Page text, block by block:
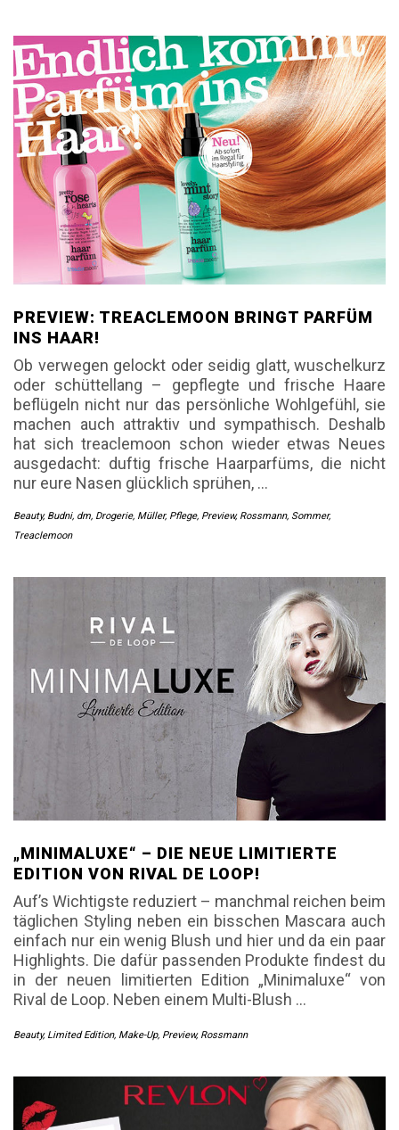
PREVIEW: TREACLEMOON BRINGT PARFÜM
INS HAAR!
Ob verwegen gelockt oder seidig glatt, wuschelkurz
oder schüttellang – gepflegte und frische Haare
beflügeln nicht nur das persönliche Wohlgefühl, sie
machen auch attraktiv und sympathisch. Deshalb
hat sich treaclemoon schon wieder etwas Neues
ausgedacht: duftig frische Haarparfüms, die nicht
nur eure Nasen glücklich sprühen, …
Beauty, Budni, dm, Drogerie, Müller, Pflege, Preview, Rossmann, Sommer,
Treaclemoon
„MINIMALUXE“ – DIE NEUE LIMITIERTE
EDITION VON RIVAL DE LOOP!
Auf’s Wichtigste reduziert – manchmal reichen beim
täglichen Styling neben ein bisschen Mascara auch
einfach nur ein wenig Blush und hier und da ein paar
Highlights. Die dafür passenden Produkte findest du
in der neuen limitierten Edition „Minimaluxe“ von
Rival de Loop. Neben einem Multi-Blush …
Beauty, Limited Edition, Make-Up, Preview, Rossmann